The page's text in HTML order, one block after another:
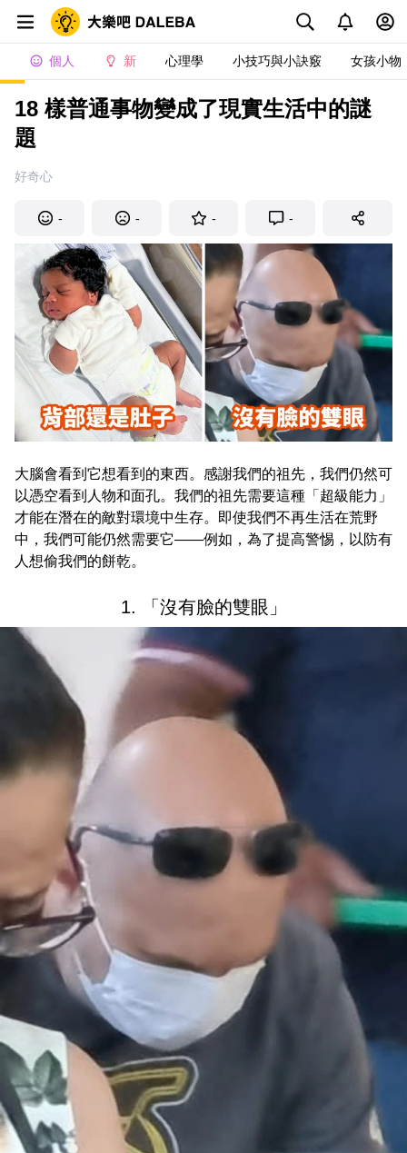
個人 新 心理學 小技巧與小訣竅 女孩小物
18 樣普通事物變成了現實生活中的謎
題
好奇心
- - - -
大腦會看到它想看到的東西。感謝我們的祖先，我們仍然可
以憑空看到人物和面孔。我們的祖先需要這種「超級能力」
才能在潛在的敵對環境中生存。即使我們不再生活在荒野
中，我們可能仍然需要它——例如，為了提高警惕，以防有
人想偷我們的餅乾。
1. 「沒有臉的雙眼」